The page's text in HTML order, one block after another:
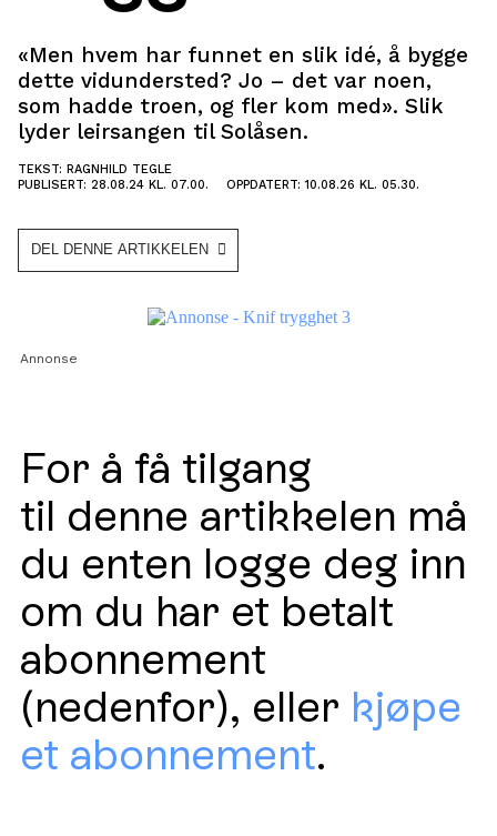
«Men hvem har funnet en slik idé, å bygge
dette vidundersted? Jo – det var noen,
som hadde troen, og fler kom med». Slik
lyder leirsangen til Solåsen.
TEKST: RAGNHILD TEGLE
PUBLISERT: 28.08.24 KL. 07.00.
OPPDATERT: 10.08.26 KL. 05.30.
DEL DENNE ARTIKKELEN
Annonse
For å få tilgang
til denne artikkelen må
du enten logge deg inn
om du har et betalt
abonnement
(nedenfor), eller kjøpe
et abonnement.